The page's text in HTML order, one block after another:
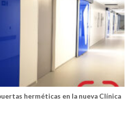
herméticas en la nueva Clínica